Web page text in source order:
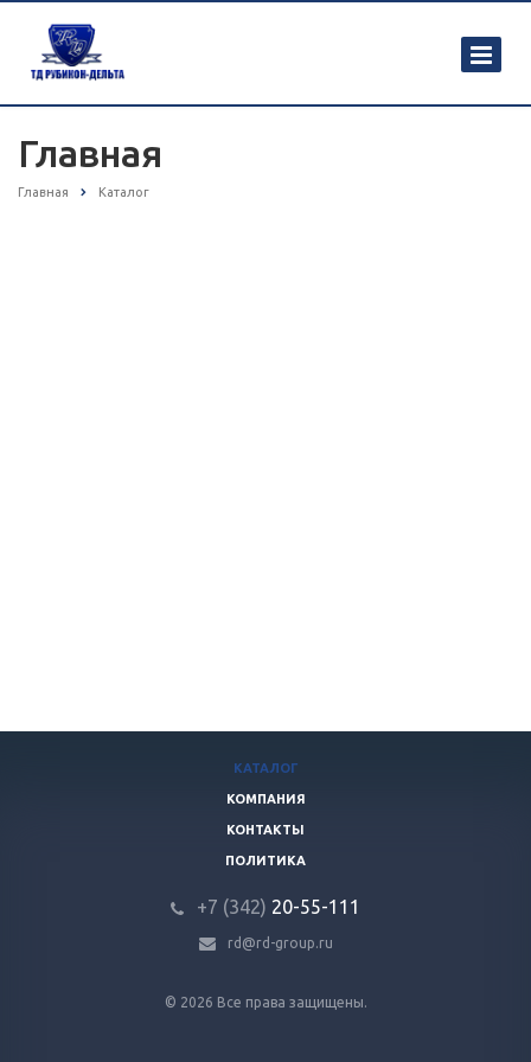
Главная
Главная Каталог
© 2026 Все права защищены.
КАТАЛОГ
КОМПАНИЯ
КОНТАКТЫ
ПОЛИТИКА
+7 (342) 20-55-111
rd@rd-group.ru